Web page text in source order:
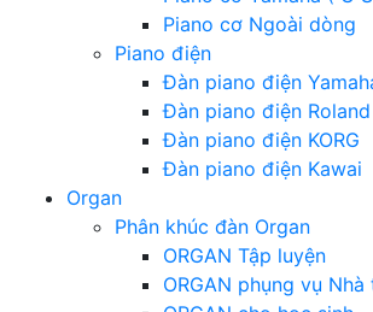
Piano cơ Ngoài dòng
Piano điện
Đàn piano điện
Đàn piano điện Roland
Đàn piano điện KORG
Đàn piano điện Kawai
Organ
Phân khúc đàn Organ
ORGAN Tập luyện
ORGAN phụng vụ Nhà